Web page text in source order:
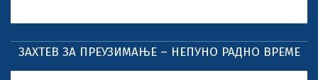
ЗАХТЕВ ЗА ПРЕУЗИМАЊЕ – НЕПУНО РАДНО ВРЕМЕ